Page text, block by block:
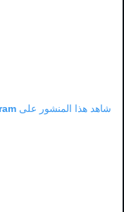
شاهد هذا المنشور على Instagram